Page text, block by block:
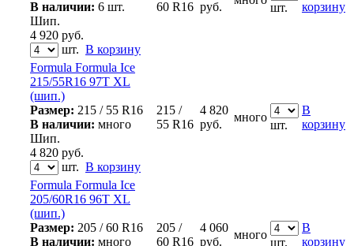
В наличии: 6 шт.
Шип.
4 920 руб.
шт. В корзину
60 R16 руб. шт. корзину
Formula Formula Ice
215/55R16 97T XL
(шип.)
Размер: 215 / 55 R16
В наличии: много
Шип.
4 820 руб.
шт. В корзину
215 /
55 R16
4 820
руб.
много
шт.
В
корзину
Formula Formula Ice
205/60R16 96T XL
(шип.)
Размер: 205 / 60 R16
В наличии: много
205 /
60 R16
4 060
руб.
много
шт.
В
корзину